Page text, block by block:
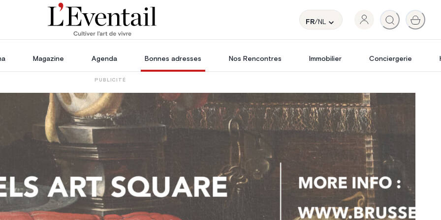
FR/NL
Magazine Agenda Bonnes adresses Nos Rencontres Immobilier Conciergerie
PUBLICITÉ